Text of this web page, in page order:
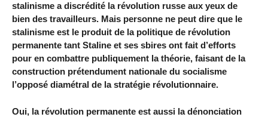
stalinisme a discrédité la révolution russe aux yeux de
bien des travailleurs. Mais personne ne peut dire que le
stalinisme est le produit de la politique de révolution
permanente tant Staline et ses sbires ont fait d’efforts
pour en combattre publiquement la théorie, faisant de la
construction prétendument nationale du socialisme
l’opposé diamétral de la stratégie révolutionnaire.
Oui, la révolution permanente est aussi la dénonciation